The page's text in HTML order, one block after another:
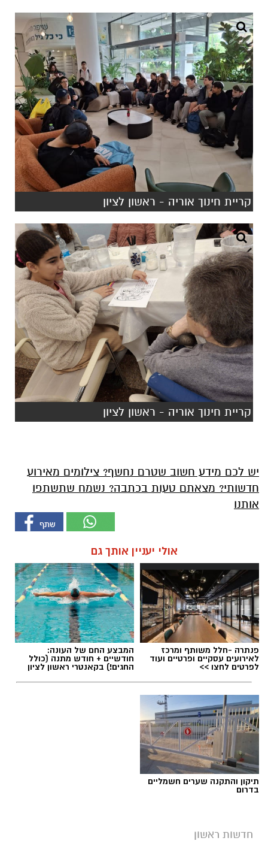
קריית חינוך אוריה - ראשון לציון
קריית חינוך אוריה - ראשון לציון
יש לכם מידע חשוב שטרם נחשף? צילומים מאירוע
חדשותי? מצאתם טעות בכתבה? נשמח שתשתפו
אותנו
אולי יעניין אותך גם
פנתרה -חלל משותף ומרכז
לאירועים עסקיים ופרטיים ועוד
לפרטים לחצו >>
המבצע החם של העונה:
חודשיים + חודש מתנה (כולל
החגים!) בקאנטרי ראשון לציון
תיקון והתקנה שערים חשמליים
בדרום
חדשות ראשון